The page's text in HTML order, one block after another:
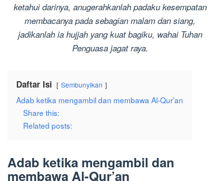
ketahui darinya, anugerahkanlah padaku kesempatan
membacanya pada sebagian malam dan siang,
jadikanlah ia hujjah yang kuat bagiku, wahai Tuhan
Penguasa jagat raya.
Daftar Isi Sembunyikan
Adab ketika mengambil dan membawa Al-Qur’an
Share this:
Related posts:
Adab ketika mengambil dan
membawa Al-Qur’an